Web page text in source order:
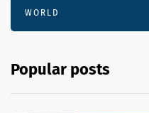
WORLD
Popular posts